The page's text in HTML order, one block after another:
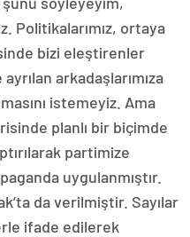
Politikalarımız, ortaya
bizi eleştirenler
arkadaşlarımıza
istemeyiz. Ama
planlı bir biçimde
partimize
uygulanmıştır.
da verilmiştir. Sayılar
ifade edilerek